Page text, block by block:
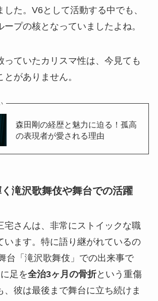
た。V6として活動する中でも、
プの核となっていましたよね。
っていたカリスマ性は、今見ても
がありません。
森田剛の経歴と魅力に迫る！孤高
の表現者が愛される理由
滝沢歌舞伎や舞台での活躍
宅さんは、非常にストイックな職
います。特に語り継がれているの
台「滝沢歌舞伎」での出来事で
足を全治3ヶ月の骨折という重傷
、彼は最後まで舞台に立ち続けま